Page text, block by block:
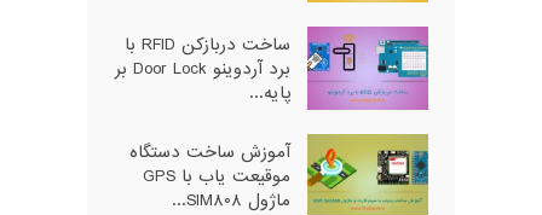
ساخت دربازکن RFID با
برد آردوینو Door Lock بر
پایه...
آموزش ساخت دستگاه
موقیعت یاب با GPS
ماژول SIM808...